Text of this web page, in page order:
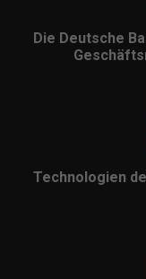
Die Deutsche
Technologien